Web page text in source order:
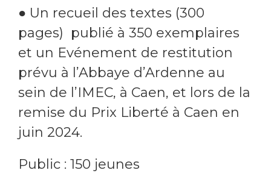
● Un recueil des textes (300
pages) publié à 350 exemplaires
et un Evénement de restitution
prévu à l’Abbaye d’Ardenne au
sein de l’IMEC, à Caen, et lors de la
remise du Prix Liberté à Caen en
juin 2024.
Public : 150 jeunes